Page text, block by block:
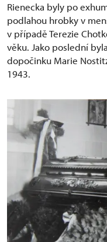
Rienecka byly po
podlahou hrobky v
v případě Terezie
věku. Jako poslední
dopočinku Marie
1943.